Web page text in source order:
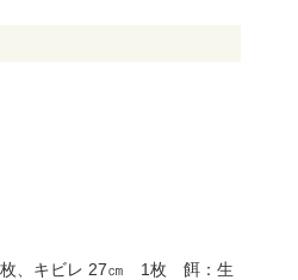
、キビレ 27㎝ 1枚 餌：生